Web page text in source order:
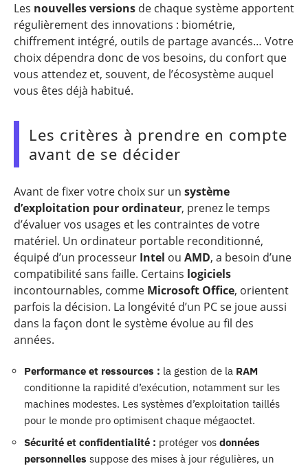
Les nouvelles versions de chaque système apportent
régulièrement des innovations : biométrie,
chiffrement intégré, outils de partage avancés… Votre
choix dépendra donc de vos besoins, du confort que
vous attendez et, souvent, de l’écosystème auquel
vous êtes déjà habitué.
Les critères à prendre en compte
avant de se décider
Avant de fixer votre choix sur un système
d’exploitation pour ordinateur, prenez le temps
d’évaluer vos usages et les contraintes de votre
matériel. Un ordinateur portable reconditionné,
équipé d’un processeur Intel ou AMD, a besoin d’une
compatibilité sans faille. Certains logiciels
incontournables, comme Microsoft Office, orientent
parfois la décision. La longévité d’un PC se joue aussi
dans la façon dont le système évolue au fil des
années.
Performance et ressources : la gestion de la RAM
conditionne la rapidité d’exécution, notamment sur les
machines modestes. Les systèmes d’exploitation taillés
pour le monde pro optimisent chaque mégaoctet.
Sécurité et confidentialité : protéger vos données
personnelles suppose des mises à jour régulières, un